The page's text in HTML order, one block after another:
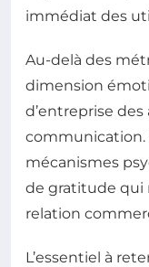
immédiat des
Au-delà des
dimension
d’entreprise
communication.
mécanismes
de gratitude qui
relation
L’essentiel à